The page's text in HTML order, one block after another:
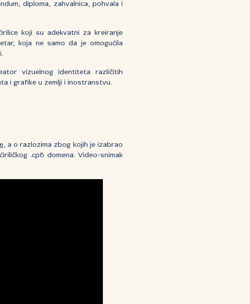
diploma, zahvalnica, pohvala i
koji su adekvatni za kreiranje
koja ne samo da je omogućila
vizuelnog identiteta različitih
i grafike u zemlji i inostranstvu.
, a o razlozima zbog kojih je izabrao
.срб domena. Video-snimak